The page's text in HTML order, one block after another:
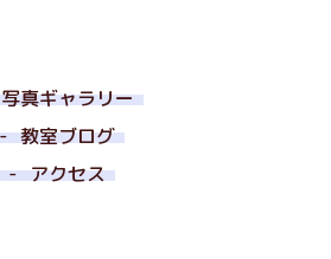
写真ギャラリー
教室ブログ
アクセス